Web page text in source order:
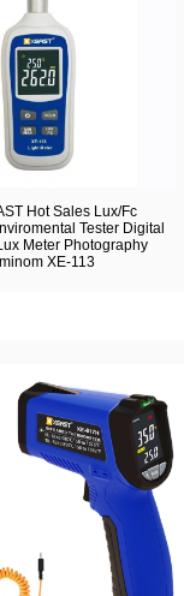
Hot Sales Lux/Fc
Tester Digital
Meter Photography
XE-113